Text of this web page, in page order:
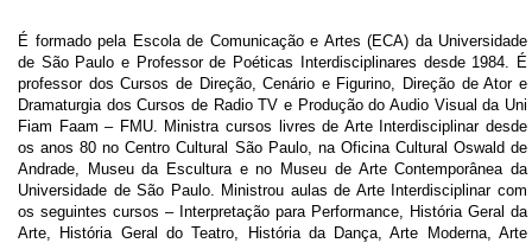
É formado pela Escola de Comunicação e Artes (ECA) da Universidade
de São Paulo e Professor de Poéticas Interdisciplinares desde 1984. É
professor dos Cursos de Direção, Cenário e Figurino, Direção de Ator e
Dramaturgia dos Cursos de Radio TV e Produção do Audio Visual da Uni
Fiam Faam – FMU. Ministra cursos livres de Arte Interdisciplinar desde
os anos 80 no Centro Cultural São Paulo, na Oficina Cultural Oswald de
Andrade, Museu da Escultura e no Museu de Arte Contemporânea da
Universidade de São Paulo. Ministrou aulas de Arte Interdisciplinar com
os seguintes cursos – Interpretação para Performance, História Geral da
Arte, História Geral do Teatro, História da Dança, Arte Moderna, Arte